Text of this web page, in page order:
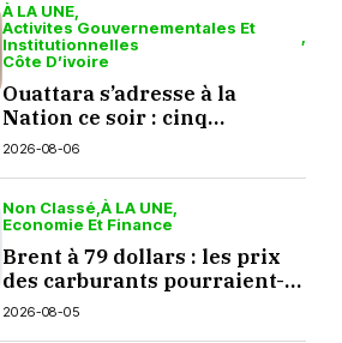
À LA UNE
Activites Gouvernementales Et
Institutionnelles
Côte D’ivoire
Ouattara s’adresse à la
Nation ce soir : cinq
questions en suspens
2026-08-06
Non Classé À LA UNE
Economie Et Finance
Brent à 79 dollars : les prix
des carburants pourraient-
ils baisser en septembre ?
2026-08-05